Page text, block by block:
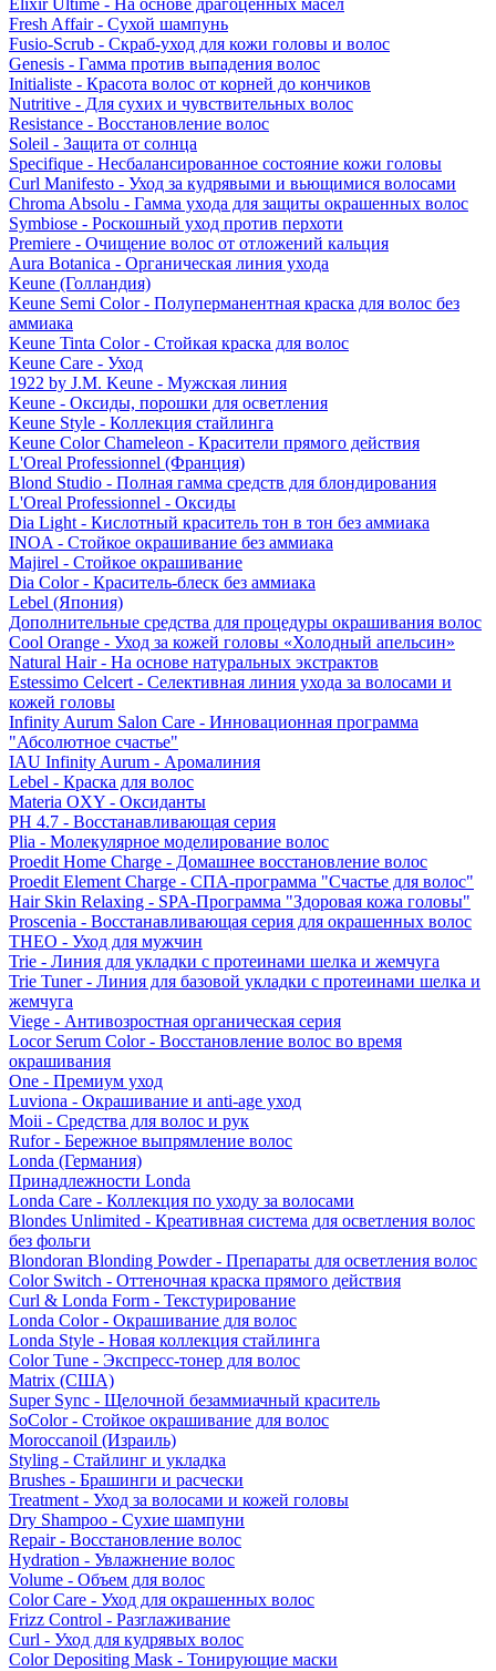
Elixir Ultime - На основе драгоценных масел
Fresh Affair - Сухой шампунь
Fusio-Scrub - Скраб-уход для кожи головы и волос
Genesis - Гамма против выпадения волос
Initialiste - Красота волос от корней до кончиков
Nutritive - Для сухих и чувствительных волос
Resistance - Восстановление волос
Soleil - Защита от солнца
Specifique - Несбалансированное состояние кожи головы
Curl Manifesto - Уход за кудрявыми и вьющимися волосами
Chroma Absolu - Гамма ухода для защиты окрашенных волос
Symbiose - Роскошный уход против перхоти
Premiere - Очищение волос от отложений кальция
Aura Botanica - Органическая линия ухода
Keune (Голландия)
Keune Semi Color - Полуперманентная краска для волос без
аммиака
Keune Tinta Color - Стойкая краска для волос
Keune Care - Уход
1922 by J.M. Keune - Мужская линия
Keune - Оксиды, порошки для осветления
Keune Style - Коллекция стайлинга
Keune Color Chameleon - Красители прямого действия
L'Oreal Professionnel (Франция)
Blond Studio - Полная гамма средств для блондирования
L'Oreal Professionnel - Оксиды
Dia Light - Кислотный краситель тон в тон без аммиака
INOA - Стойкое окрашивание без аммиака
Majirel - Стойкое окрашивание
Dia Color - Краситель-блеск без аммиака
Lebel (Япония)
Дополнительные средства для процедуры окрашивания волос
Cool Orange - Уход за кожей головы «Холодный апельсин»
Natural Hair - На основе натуральных экстрактов
Estessimo Celcert - Селективная линия ухода за волосами и
кожей головы
Infinity Aurum Salon Care - Инновационная программа
"Абсолютное счастье"
IAU Infinity Aurum - Аромалиния
Lebel - Краска для волос
Materia OXY - Оксиданты
PH 4.7 - Восстанавливающая серия
Plia - Молекулярное моделирование волос
Proedit Home Charge - Домашнее восстановление волос
Proedit Element Charge - СПА-программа "Счастье для волос"
Hair Skin Relaxing - SPA-Программа "Здоровая кожа головы"
Proscenia - Восстанавливающая серия для окрашенных волос
THEO - Уход для мужчин
Trie - Линия для укладки с протеинами шелка и жемчуга
Trie Tuner - Линия для базовой укладки с протеинами шелка и
жемчуга
Viege - Антивозростная органическая серия
Locor Serum Color - Восстановление волос во время
окрашивания
One - Премиум уход
Luviona - Окрашивание и anti-age уход
Moii - Средства для волос и рук
Rufor - Бережное выпрямление волос
Londa (Германия)
Принадлежности Londa
Londa Care - Коллекция по уходу за волосами
Blondes Unlimited - Креативная система для осветления волос
без фольги
Blondoran Blonding Powder - Препараты для осветления волос
Color Switch - Оттеночная краска прямого действия
Curl & Londa Form - Текстурирование
Londa Color - Окрашивание для волос
Londa Style - Новая коллекция стайлинга
Color Tune - Экспресс-тонер для волос
Matrix (США)
Super Sync - Щелочной безаммиачный краситель
SoColor - Стойкое окрашивание для волос
Moroccanoil (Израиль)
Styling - Стайлинг и укладка
Brushes - Брашинги и расчески
Treatment - Уход за волосами и кожей головы
Dry Shampoo - Сухие шампуни
Repair - Восстановление волос
Hydration - Увлажнение волос
Volume - Объем для волос
Color Care - Уход для окрашенных волос
Frizz Control - Разглаживание
Curl - Уход для кудрявых волос
Color Depositing Mask - Тонирующие маски